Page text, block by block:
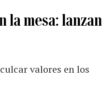
la mesa: lanzan
valores en los